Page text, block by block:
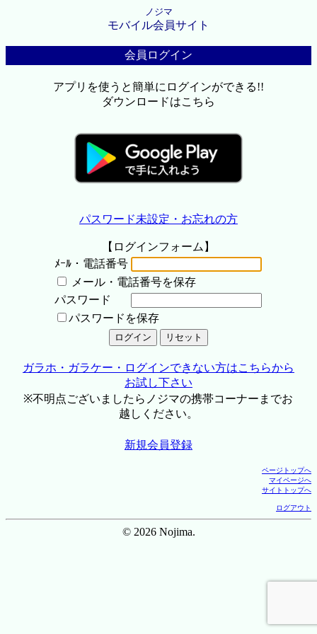
ノジマ
モバイル会員サイト
会員ログイン
アプリを使うと簡単にログインができる!!
ダウンロードはこちら
パスワード未設定・お忘れの方
【ログインフォーム】
ﾒｰﾙ・電話番号
メール・電話番号を保存
パスワード
パスワードを保存
ガラホ・ガラケー・ログインできない方はこちらから
お試し下さい
※不明点ございましたらノジマの携帯コーナーまでお
越しください。
新規会員登録
ページトップへ
マイページへ
サイトトップへ
ログアウト
© 2026 Nojima.